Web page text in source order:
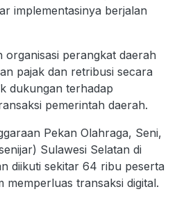
implementasinya berjalan
organisasi perangkat daerah
pajak dan retribusi secara
dukungan terhadap
pemerintah daerah.
Pekan Olahraga, Seni,
Sulawesi Selatan di
diikuti sekitar 64 ribu peserta
memperluas transaksi digital.